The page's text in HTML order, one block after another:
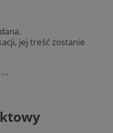
jej treść zostanie